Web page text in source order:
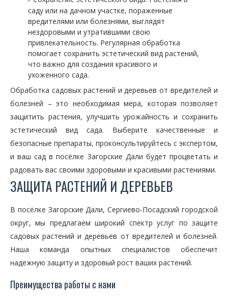
саду или на дачном участке, пораженные
вредителями или болезнями, выглядят
нездоровыми и утратившими свою
привлекательность. Регулярная обработка
помогает сохранить эстетический вид растений,
что важно для создания красивого и
ухоженного сада.
Обработка садовых растений и деревьев от вредителей и
болезней – это необходимая мера, которая позволяет
защитить растения, улучшить урожайность и сохранить
эстетический вид сада. Выберите качественные и
безопасные препараты, проконсультируйтесь с экспертом,
и ваш сад в посёлке Загорские Дали будет процветать и
радовать вас своими здоровыми и красивыми растениями.
ЗАЩИТА РАСТЕНИЙ И ДЕРЕВЬЕВ
В посёлке Загорские Дали, Сергиево-Посадский городской
округ, мы предлагаем широкий спектр услуг по защите
садовых растений и деревьев от вредителей и болезней.
Наша команда опытных специалистов обеспечит
надежную защиту и здоровый рост ваших растений.
Преимущества работы с нами